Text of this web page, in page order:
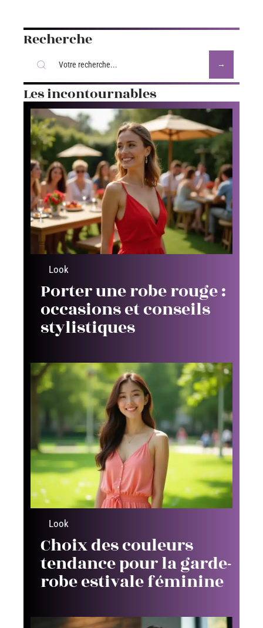
Recherche
Les incontournables
Look
Porter une robe rouge :
occasions et conseils
stylistiques
Look
Choix des couleurs
tendance pour la garde-
robe estivale féminine